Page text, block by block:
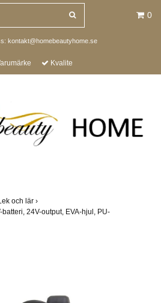
0
kontakt@homebeautyhome.se
Kvalite
och lär ›
24V-output, EVA-hjul, PU-